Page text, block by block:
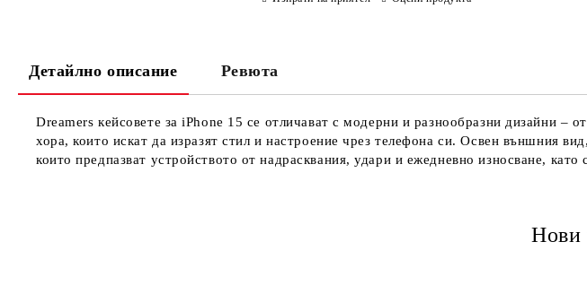
Детайлно описание Ревюта
Dreamers кейсовете за iPhone 15 се отличават с модерни и разнообразни дизайни
хора, които искат да изразят стил и настроение чрез телефона си. Освен външния
които предпазват устройството от надрасквания, удари и ежедневно износване,
Нови